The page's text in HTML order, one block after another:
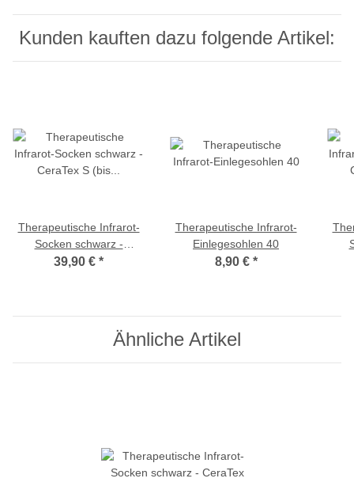
Kunden kauften dazu folgende Artikel:
Therapeutische Infrarot-
Socken schwarz -
CeraTex S (bis Gr. 39)
39,90 € *
Therapeutische Infrarot-
Einlegesohlen 40
8,90 € *
Ähnliche Artikel